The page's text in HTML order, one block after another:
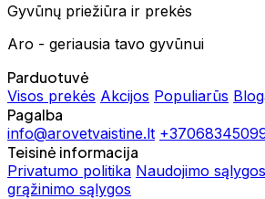
Gyvūnų priežiūra ir prekės
Aro - geriausia tavo gyvūnui
Parduotuvė
Visos prekės Akcijos Populiarūs
Pagalba
info@arovetvaistine.lt
Teisinė informacija
Privatumo politika Naudojimo sąlygos
grąžinimo sąlygos